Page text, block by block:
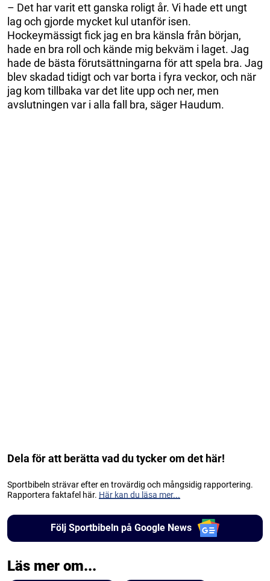
– Det har varit ett ganska roligt år. Vi hade ett ungt
lag och gjorde mycket kul utanför isen.
Hockeymässigt fick jag en bra känsla från början,
hade en bra roll och kände mig bekväm i laget. Jag
hade de bästa förutsättningarna för att spela bra. Jag
blev skadad tidigt och var borta i fyra veckor, och när
jag kom tillbaka var det lite upp och ner, men
avslutningen var i alla fall bra, säger Haudum.
Dela för att berätta vad du tycker om det här!
Sportbibeln strävar efter en trovärdig och mångsidig rapportering.
Rapportera faktafel här. Här kan du läsa mer...
Följ Sportbibeln på Google News
Läs mer om...